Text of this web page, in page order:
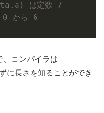
は定数 7
から 6
、コンパイラは
に長さを知ることができ